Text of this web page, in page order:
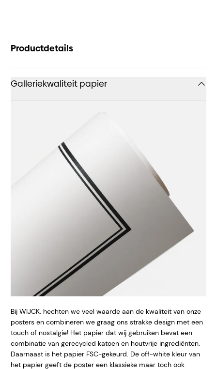
Productdetails
Galleriekwaliteit papier
Bij WIJCK. hechten we veel waarde aan de kwaliteit van onze
posters en combineren we graag ons strakke design met een
touch of nostalgie! Het papier dat wij gebruiken bevat een
combinatie van gerecycled katoen en houtvrije ingrediënten.
Daarnaast is het papier FSC-gekeurd. De off-white kleur van
het papier geeft de poster een klassieke maar toch ook